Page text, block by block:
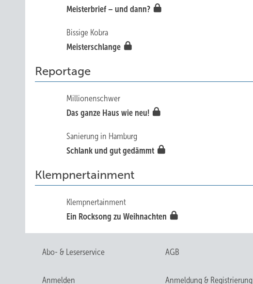
Meisterbrief – und dann?
Bissige Kobra
Meisterschlange
Reportage
Millionenschwer
Da s ganze Haus wie neu!
Sanierung in Hamburg
Schlank und gut gedämmt
Klempnertainment
Klempnertainment
Ein Rocksong zu Weihnachten
Abo- & Leserservice AGB
Anmelden Anmeldung & Registrierung